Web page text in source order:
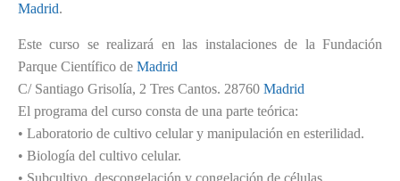
Madrid.
Este curso se realizará en las instalaciones de la Fundación
Parque Científico de Madrid
C/ Santiago Grisolía, 2 Tres Cantos. 28760 Madrid
El programa del curso consta de una parte teórica:
• Laboratorio de cultivo celular y manipulación en esterilidad.
• Biología del cultivo celular.
• Subcultivo, descongelación y congelación de células.